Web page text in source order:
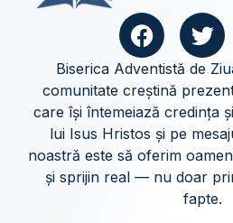
Biserica Adventistă de
comunitate creștină
care își întemeiază credința
lui Isus Hristos și pe
noastră este să oferim
și sprijin real — nu doar
fapte.